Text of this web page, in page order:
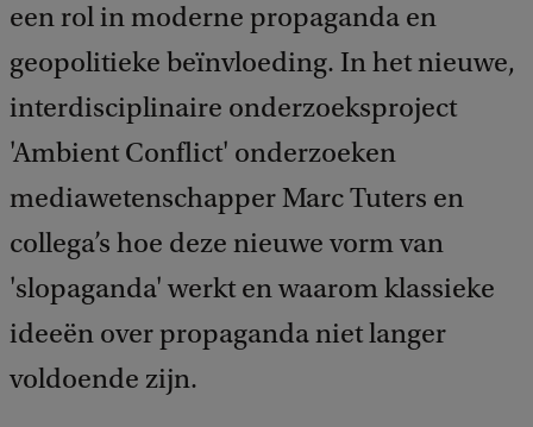
een rol in moderne propaganda en
geopolitieke beïnvloeding. In het nieuwe,
interdisciplinaire onderzoeksproject
'Ambient Conflict' onderzoeken
mediawetenschapper Marc Tuters en
collega’s hoe deze nieuwe vorm van
'slopaganda' werkt en waarom klassieke
ideeën over propaganda niet langer
voldoende zijn.